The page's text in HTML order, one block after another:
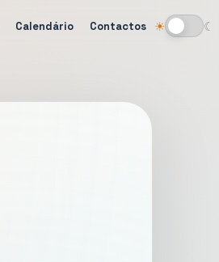
Calendário Contactos ☀ ☾
Alternar tema